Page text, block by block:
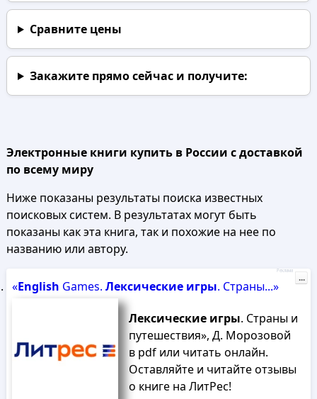
Сравните цены
Закажите прямо сейчаси получите:
Электронные книги купить в России с доставкой
по всему миру
Ниже показаны результаты поиска известных
поисковых систем. В результатах могут быть
показаны как эта книга, так и похожие на нее по
названию или автору.
«English Games. Лексические игры. Страны...»
Лексические игры. Страны и
путешествия», Д. Морозовой
в pdf или читать онлайн.
Оставляйте и читайте отзывы
о книге на ЛитРес!
Реклама
...